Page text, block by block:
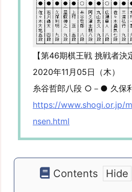
【第46期棋王戦 挑戦者決
2020年11月05日（木）
糸谷哲郎八段 ○－● 久保
https://www.shogi.or.jp/
nsen.html
Contents